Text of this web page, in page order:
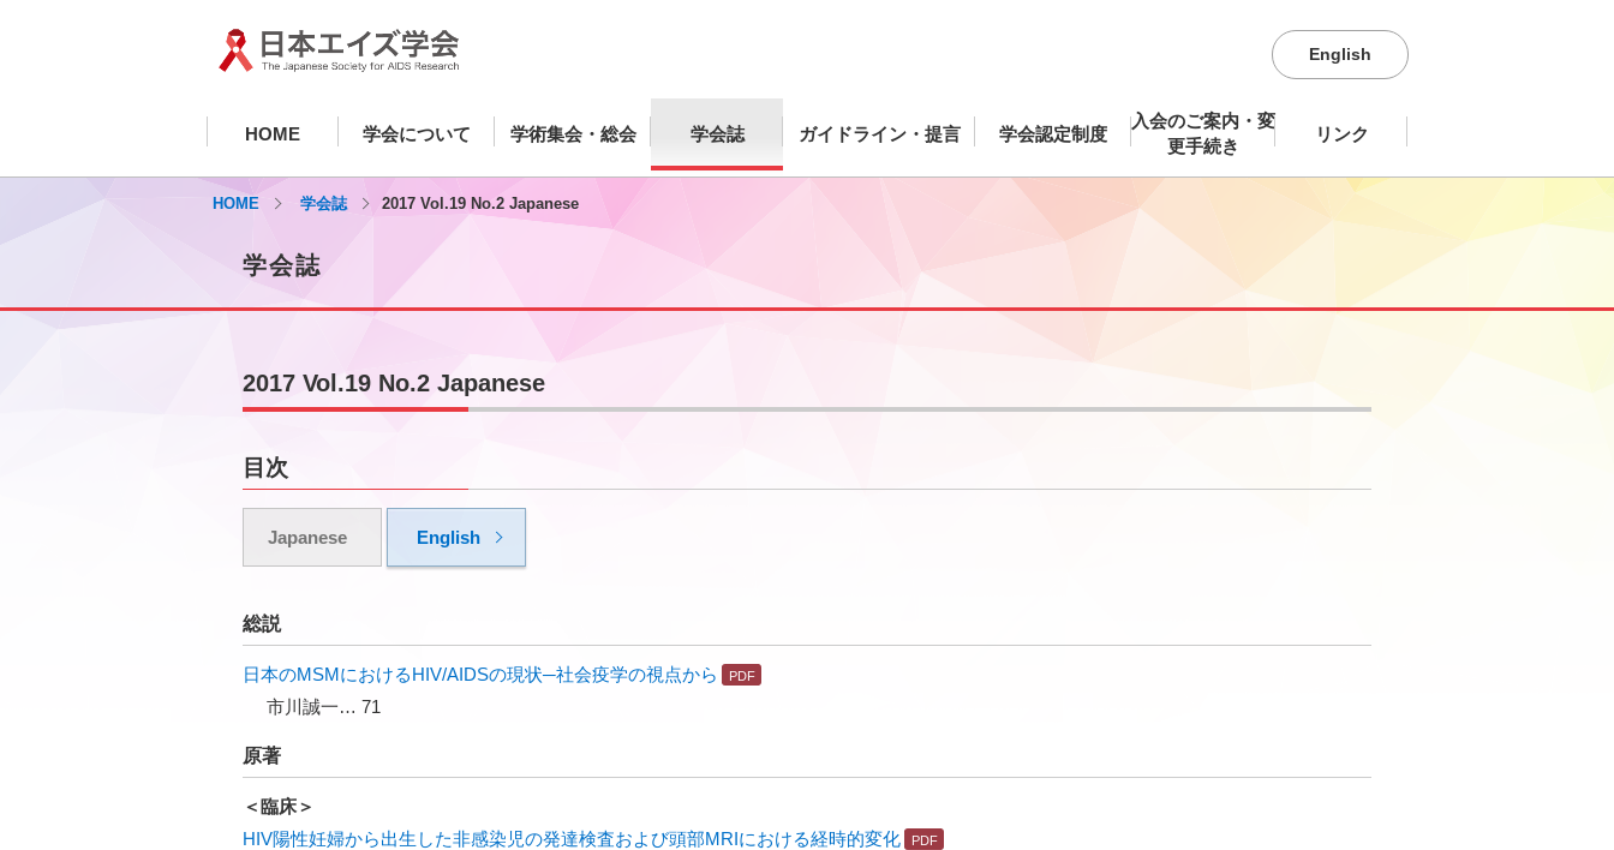
English
HOME 学会について 学術集会・総会 学会誌 ガイドライン・提言 学会認定制度
入会のご案内・変
更手続き
リンク
HOME 学会誌 2017 Vol.19 No.2 Japanese
学会誌
2017 Vol.19 No.2 Japanese
目次
Japanese English
総説
日本のMSMにおけるHIV/AIDSの現状─社会疫学の視点から
市川誠一… 71
原著
＜臨床＞
HIV陽性妊婦から出生した非感染児の発達検査および頭部MRIにおける経時的変化